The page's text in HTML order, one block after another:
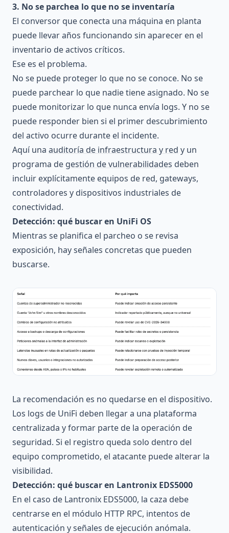
3. No se parchea lo que no se inventaría
El conversor que conecta una máquina en planta
puede llevar años funcionando sin aparecer en el
inventario de activos críticos.
Ese es el problema.
No se puede proteger lo que no se conoce. No se
puede parchear lo que nadie tiene asignado. No se
puede monitorizar lo que nunca envía logs. Y no se
puede responder bien si el primer descubrimiento
del activo ocurre durante el incidente.
Aquí una auditoría de infraestructura y red y un
programa de gestión de vulnerabilidades deben
incluir explícitamente equipos de red, gateways,
controladores y dispositivos industriales de
conectividad.
Detección: qué buscar en UniFi OS
Mientras se planifica el parcheo o se revisa
exposición, hay señales concretas que pueden
buscarse.
La recomendación es no quedarse en el dispositivo.
Los logs de UniFi deben llegar a una plataforma
centralizada y formar parte de la operación de
seguridad. Si el registro queda solo dentro del
equipo comprometido, el atacante puede alterar la
visibilidad.
Detección: qué buscar en Lantronix EDS5000
En el caso de Lantronix EDS5000, la caza debe
centrarse en el módulo HTTP RPC, intentos de
autenticación y señales de ejecución anómala.